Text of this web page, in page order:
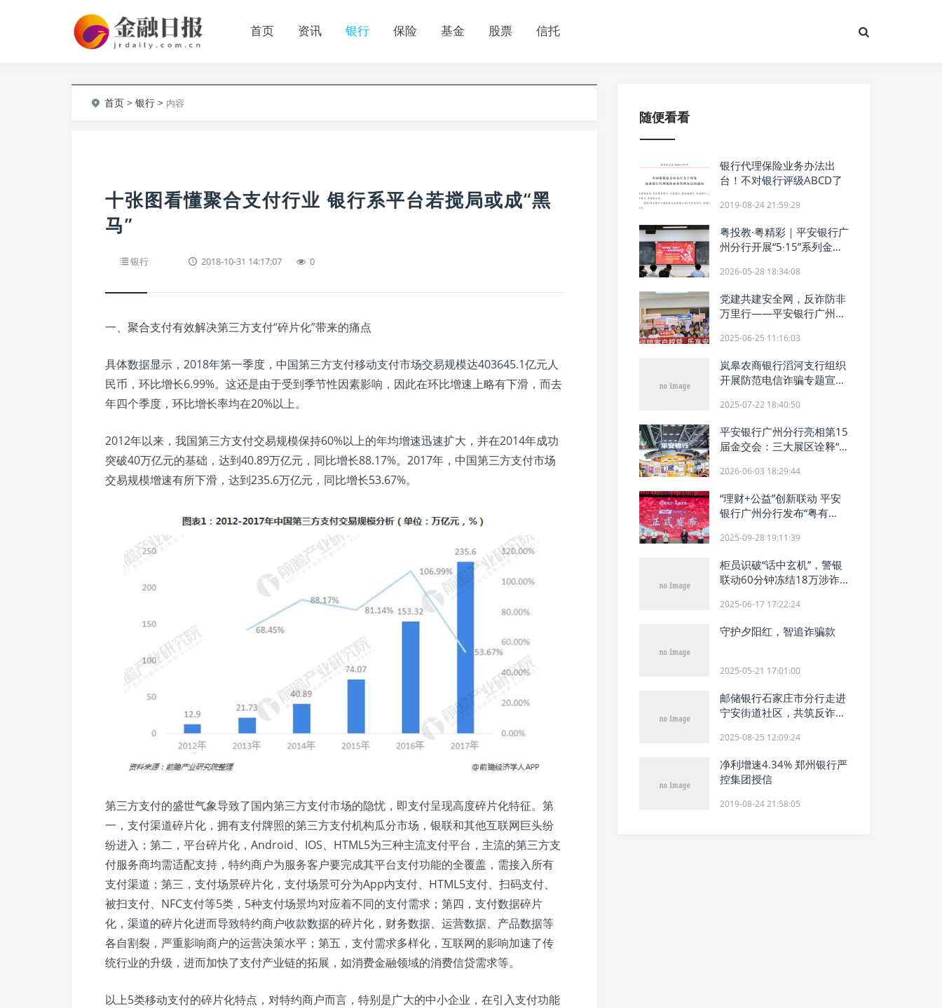
首页 资讯 银行 保险 基金 股票 信托
首页 >银行 > 内容
十张图看懂聚合支付行业 银行系平台若搅局或成“黑
马”
银行 2018-10-31 14:17:07 0
一、聚合支付有效解决第三方支付“碎片化”带来的痛点
具体数据显示，2018年第一季度，中国第三方支付移动支付市场交易规模达403645.1亿元人
民币，环比增长6.99%。这还是由于受到季节性因素影响，因此在环比增速上略有下滑，而去
年四个季度，环比增长率均在20%以上。
2012年以来，我国第三方支付交易规模保持60%以上的年均增速迅速扩大，并在2014年成功
突破40万亿元的基础，达到40.89万亿元，同比增长88.17%。2017年，中国第三方支付市场
交易规模增速有所下滑，达到235.6万亿元，同比增长53.67%。
第三方支付的盛世气象导致了国内第三方支付市场的隐忧，即支付呈现高度碎片化特征。第
一，支付渠道碎片化，拥有支付牌照的第三方支付机构瓜分市场，银联和其他互联网巨头纷
纷进入；第二，平台碎片化，Android、IOS、HTML5为三种主流支付平台，主流的第三方支
付服务商均需适配支持，特约商户为服务客户要完成其平台支付功能的全覆盖，需接入所有
支付渠道；第三，支付场景碎片化，支付场景可分为App内支付、HTML5支付、扫码支付、
被扫支付、NFC支付等5类，5种支付场景均对应着不同的支付需求；第四，支付数据碎片
化，渠道的碎片化进而导致特约商户收款数据的碎片化，财务数据、运营数据、产品数据等
各自割裂，严重影响商户的运营决策水平；第五，支付需求多样化，互联网的影响加速了传
统行业的升级，进而加快了支付产业链的拓展，如消费金融领域的消费信贷需求等。
以上5类移动支付的碎片化特点，对特约商户而言，特别是广大的中小企业，在引入支付功能
随便看看
银行代理保险业务办法出
台！不对银行评级ABCD了
2019-08-24 21:59:29
粤投教·粤精彩｜平安银行广
州分行开展“5·15”系列金融
2026-05-28 18:34:08
党建共建安全网，反诈防非
万里行——平安银行广州分
系列宣传活动
2025-06-25 11:16:03
岚皋农商银行滔河支行组织
开展防范电信诈骗专题宣传
2025-07-22 18:40:50
平安银行广州分行亮相第15
届金交会：三大展区诠释“省
2026-06-03 18:29:44
“理财+公益”创新联动 平安
银行广州分行发布“粤有
2025-09-28 19:11:39
柜员识破“话中玄机”，警银
联动60分钟冻结18万涉诈
筑反诈“防火墙”
2025-06-17 17:22:24
守护夕阳红，智追诈骗款
2025-05-21 17:01:00
邮储银行石家庄市分行走进
宁安街道社区，共筑反诈安
2025-08-25 12:09:24
净利增速4.34% 郑州银行严
控集团授信
2019-08-24 21:58:05